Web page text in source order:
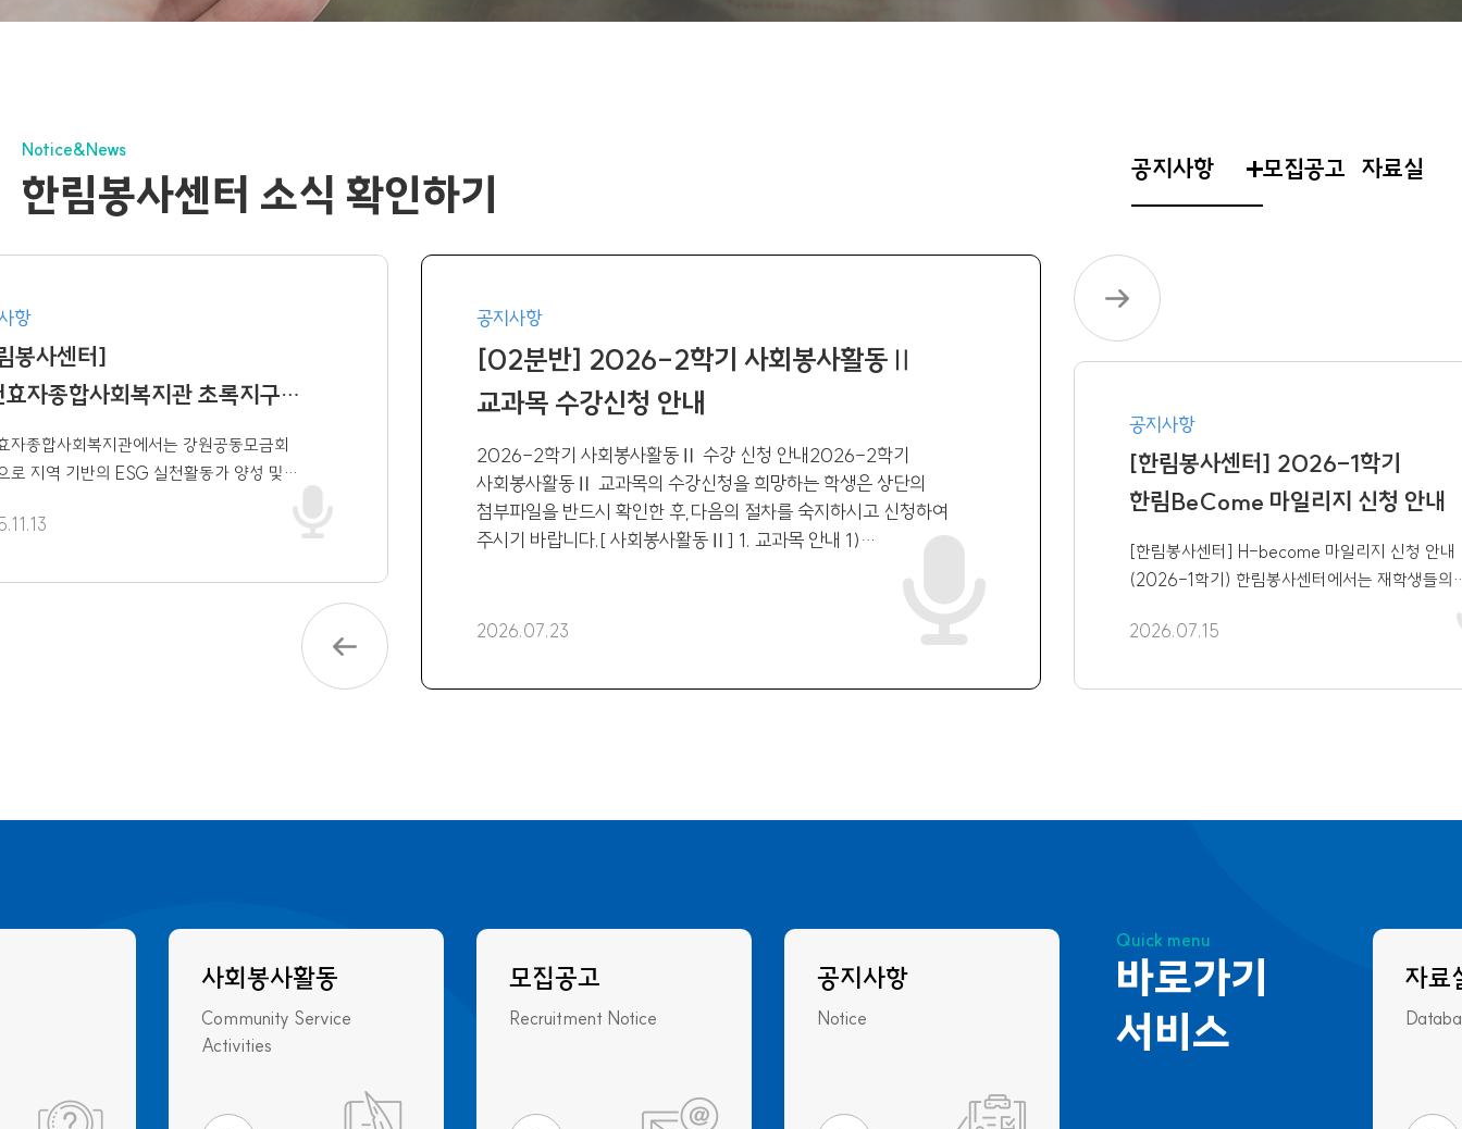
Notice&News
한림봉사센터 소식 확인하기 공지사항 모집공고 자료실
항
봉사센터]
효자종합사회복지관 초록지구
관 참여자 모집 안내
자종합사회복지관에서는 강원공동모금회
로 지역 기반의 ESG 실천활동가 양성 및
호 활동을 함께할「초록지구 보안관」 참여자를
니다. 기후위기 대응, 자원순환, 환경정화 등
의 많은 참여 바랍니다.■ 활동 개요 활동명:
초록지구 보안관 활동기간: 2025년 11월 ~ 2026년
효자종합사회복지관
여자 모집 안내
서는 강원공동모금회 지원으로 지역 기반의
경보호 활동을 함께할「초록지구 보안관」
위기 대응, 자원순환, 환경정화 등 지역사회
공지사항
[02분반] 2026-2학기 사회봉사활동Ⅱ
교과목 수강신청 안내
2026-2학기 사회봉사활동Ⅱ 수강 신청 안내2026-2학기
사회봉사활동Ⅱ 교과목의 수강신청을 희망하는 학생은 상단의
첨부파일을 반드시 확인한 후,다음의 절차를 숙지하시고 신청하여
주시기 바랍니다.[ 사회봉사활동Ⅱ] 1. 교과목 안내 1)
2026.07.23
공지사항
[한림봉사센터] 2026-1학기
[한림봉사센터] H-become 마일리지 신청
한림봉사센터에서는 재학생들의 봉사활동
실적에 따라 H-become 마일리지를 부여하
여러분의 많은 신청 바랍니다. 1. 신청 대상 - 한림대학교 재학생 2.
2026.07.15
공지사항
[한림봉사센터] 2026-1학기
한림BeCome 마일리지 신청 안내
[한림봉사센터] H-become 마일리지 신청 안내
(2026-1학기) 한림봉사센터에서는 재학생들의
봉사활동 참여를 독려하고자 봉사 실적에 따라
become 마일리지를 부여하고 있습니다. 학생
한림대학교 재학생 2. 봉사실적 인정기간: 2026.
2026.07.15
Quick menu
바로가기
서비스
사회봉사활동
Community Service
Activities
모집공고
Recruitment Notice
공지사항
Notice
자료실
Database
활
공지사항 자료